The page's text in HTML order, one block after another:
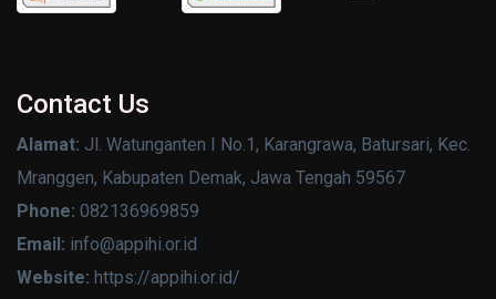
Contact Us
Alamat: Jl. Watunganten I No.1, Karangrawa, Batursari, Kec.
Mranggen, Kabupaten Demak, Jawa Tengah 59567
Phone: 082136969859
Email: info@appihi.or.id
Website: https://appihi.or.id/